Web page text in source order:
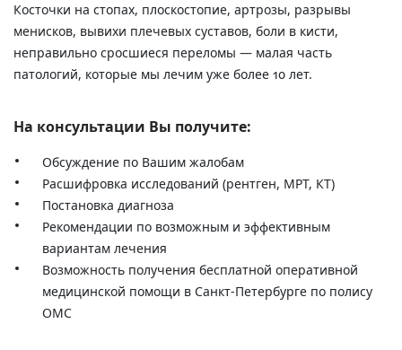
Косточки на стопах, плоскостопие, артрозы, разрывы
менисков, вывихи плечевых суставов, боли в кисти,
неправильно сросшиеся переломы — малая часть
патологий, которые мы лечим уже более 10 лет.
На консультации Вы получите:
Обсуждение по Вашим жалобам
Расшифровка исследований (рентген, МРТ, КТ)
Постановка диагноза
Рекомендации по возможным и эффективным
вариантам лечения
Возможность получения бесплатной оперативной
медицинской помощи в Санкт-Петербурге по полису
ОМС